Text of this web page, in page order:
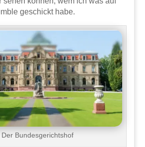
geschickt habe.
Der Bundesgerichtshof